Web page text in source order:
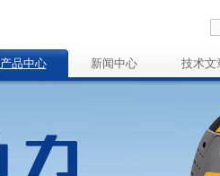
产品中心 新闻中心 技术文